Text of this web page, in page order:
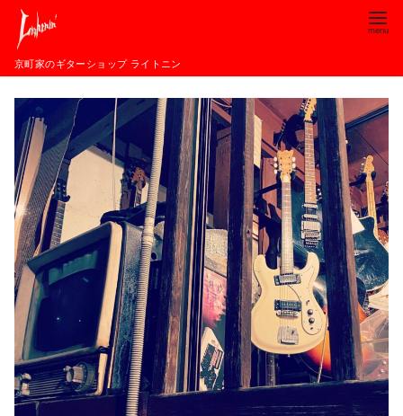
京町家のギターショップ ライトニン